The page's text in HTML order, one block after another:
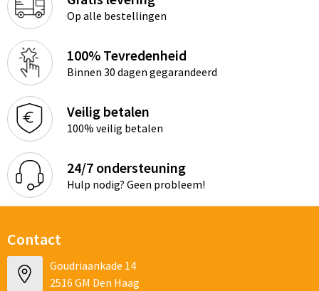
Op alle bestellingen
100% Tevredenheid
Binnen 30 dagen gegarandeerd
Veilig betalen
100% veilig betalen
24/7 ondersteuning
Hulp nodig? Geen probleem!
Contact
Goudriaankade 14
2516 GM Den Haag